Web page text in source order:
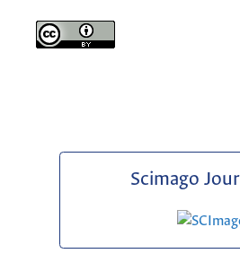
Scimago